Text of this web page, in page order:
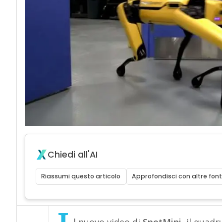
Chiedi all'AI
Riassumi questo articolo Approfondisci con altre